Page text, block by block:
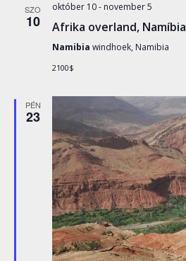
SZO
10
október 10- november 5
Afrika overland, Namíbia
Namibia windhoek, Namibia
2100$
PÉN
23